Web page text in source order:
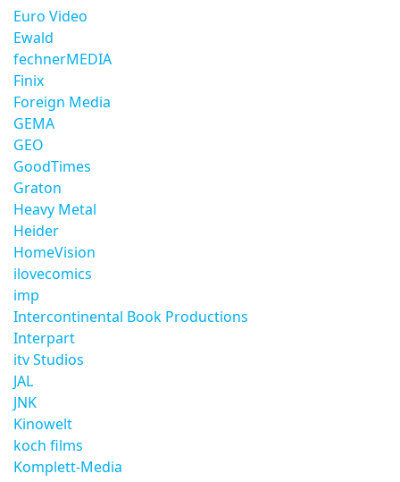
Euro Video
Ewald
fechnerMEDIA
Finix
Foreign Media
GEMA
GEO
GoodTimes
Graton
Heavy Metal
Heider
HomeVision
ilovecomics
imp
Intercontinental Book Productions
Interpart
itv Studios
JAL
JNK
Kinowelt
koch films
Komplett-Media